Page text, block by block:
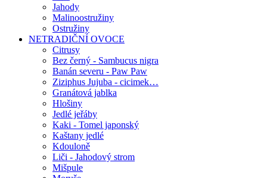
Jahody
Malinoostružiny
Ostružiny
NETRADIČNÍ OVOCE
Citrusy
Bez černý - Sambucus nigra
Banán severu - Paw Paw
Ziziphus Jujuba - cicimek…
Granátová jablka
Hlošiny
Jedlé jeřáby
Kaki - Tomel japonský
Kaštany jedlé
Kdouloně
Liči - Jahodový strom
Mišpule